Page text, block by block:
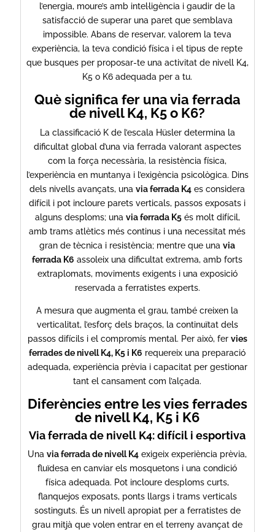
l’energia, moure’s amb intel·ligència i gaudir de la
satisfacció de superar una paret que semblava
impossible. Abans de reservar, valorem la teva
experiència, la teva condició física i el tipus de repte
que busques per proposar-te una activitat de nivell K4,
K5 o K6 adequada per a tu.
Què significa fer una via ferrada
de nivell K4, K5 o K6?
La classificació K de l’escala Hüsler determina la
dificultat global d’una via ferrada valorant aspectes
com la força necessària, la resistència física,
l’experiència en muntanya i l’exigència psicològica. Dins
dels nivells avançats, unavia ferrada K4 es considera
difícil i pot incloure parets verticals, passos exposats i
alguns desploms; una via ferrada K5és molt difícil,
amb trams atlètics més continus i una necessitat més
gran de tècnica i resistència; mentre que unavia
ferrada K6 assoleix una dificultat extrema, amb forts
extraplomats, moviments exigents i una exposició
reservada a ferratistes experts.
A mesura que augmenta el grau, també creixen la
verticalitat, l’esforç dels braços, la continuïtat dels
passos difícils i el compromís mental. Per això, fer vies
ferrades de nivell K4, K5 i K6 requereix una preparació
adequada, experiència prèvia i capacitat per gestionar
tant el cansament com l’alçada.
Diferències entre les vies ferrades
de nivell K4, K5 i K6
Via ferrada de nivell K4: difícil i esportiva
Unavia ferrada de nivell K4 exigeix experiència prèvia,
fluïdesa en canviar els mosquetons i una condició
física adequada. Pot incloure desploms curts,
flanquejos exposats, ponts llargs i trams verticals
sostinguts. És un nivell apropiat per a ferratistes de
grau mitjà que volen entrar en el terreny avançat de